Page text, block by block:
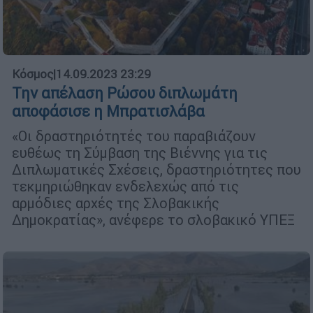
Κόσμος|14.09.2023 23:29
Την απέλαση Ρώσου διπλωμάτη
αποφάσισε η Μπρατισλάβα
«Οι δραστηριότητές του παραβιάζουν
ευθέως τη Σύμβαση της Βιέννης για τις
Διπλωματικές Σχέσεις, δραστηριότητες που
τεκμηριώθηκαν ενδελεχώς από τις
αρμόδιες αρχές της Σλοβακικής
Δημοκρατίας», ανέφερε το σλοβακικό ΥΠΕΞ